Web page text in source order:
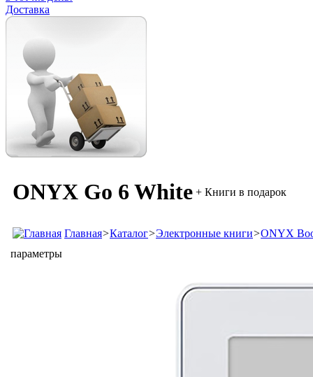
Доставка
ONYX Go 6 White + Книги в подарок
Главная>Каталог>Электронные книги>ONYX
параметры